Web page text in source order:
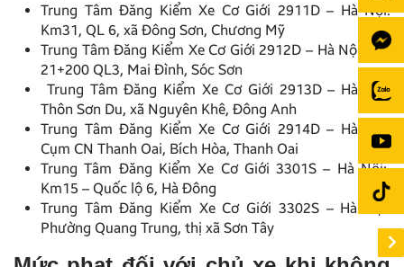
Trung Tâm Đăng Kiểm Xe Cơ Giới 2911D – Hà Nội:
Km31, QL 6, xã Đông Sơn, Chương Mỹ
Trung Tâm Đăng Kiểm Xe Cơ Giới 2912D – Hà Nội: Km
21+200 QL3, Mai Đình, Sóc Sơn
Trung Tâm Đăng Kiểm Xe Cơ Giới 2913D – Hà Nội:
Thôn Sơn Du, xã Nguyên Khê, Đông Anh
Trung Tâm Đăng Kiểm Xe Cơ Giới 2914D – Hà Nội:
Cụm CN Thanh Oai, Bích Hòa, Thanh Oai
Trung Tâm Đăng Kiểm Xe Cơ Giới 3301S – Hà Nội:
Km15 – Quốc lộ 6, Hà Đông
Trung Tâm Đăng Kiểm Xe Cơ Giới 3302S – Hà Nội:
Phường Quang Trung, thị xã Sơn Tây